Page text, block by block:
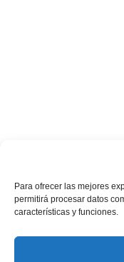
Para ofrecer las mejores
permitirá procesar datos
características y funciones.